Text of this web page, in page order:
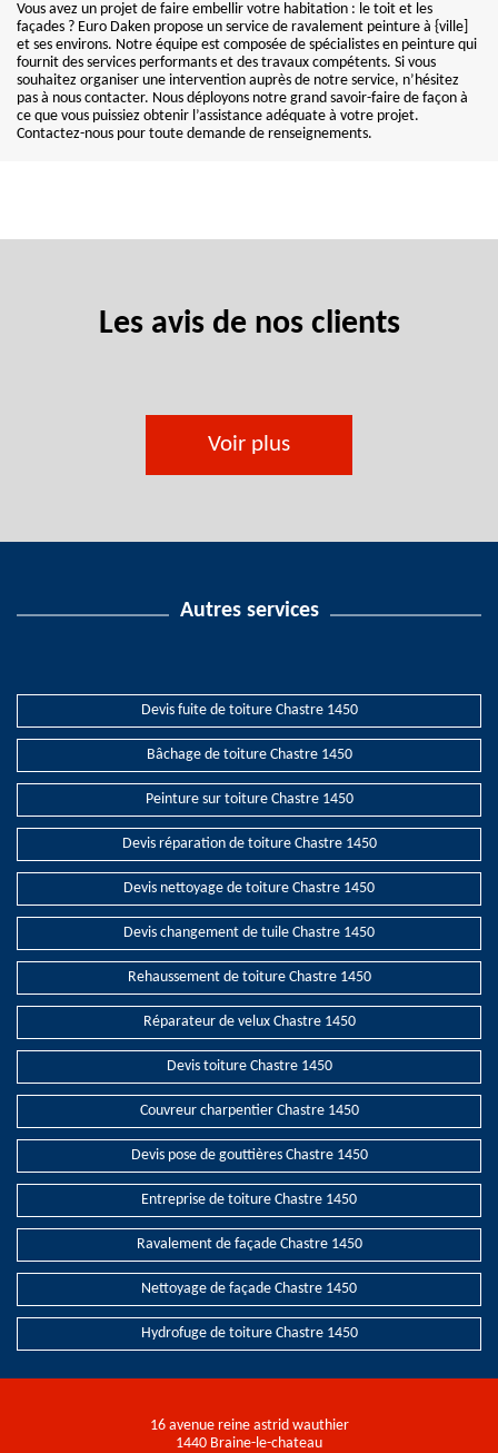
Vous avez un projet de faire embellir votre habitation : le toit et les
façades ? Euro Daken propose un service de ravalement peinture à {ville]
et ses environs. Notre équipe est composée de spécialistes en peinture qui
fournit des services performants et des travaux compétents. Si vous
souhaitez organiser une intervention auprès de notre service, n’hésitez
pas à nous contacter. Nous déployons notre grand savoir-faire de façon à
ce que vous puissiez obtenir l’assistance adéquate à votre projet.
Contactez-nous pour toute demande de renseignements.
Les avis de nos clients
Voir plus
Autres services
Devis fuite de toiture Chastre 1450
Bâchage de toiture Chastre 1450
Peinture sur toiture Chastre 1450
Devis réparation de toiture Chastre 1450
Devis nettoyage de toiture Chastre 1450
Devis changement de tuile Chastre 1450
Rehaussement de toiture Chastre 1450
Réparateur de velux Chastre 1450
Devis toiture Chastre 1450
Couvreur charpentier Chastre 1450
Devis pose de gouttières Chastre 1450
Entreprise de toiture Chastre 1450
Ravalement de façade Chastre 1450
Nettoyage de façade Chastre 1450
Hydrofuge de toiture Chastre 1450
16 avenue reine astrid wauthier
1440 Braine-le-chateau